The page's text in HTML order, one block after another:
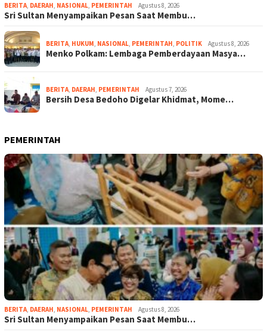
BERITA, DAERAH, NASIONAL, PEMERINTAH Agustus 8, 2026
Sri Sultan Menyampaikan Pesan Saat Membu…
BERITA, HUKUM, NASIONAL, PEMERINTAH, POLITIK Agustus 8, 2026
Menko Polkam: Lembaga Pemberdayaan Masya…
BERITA, DAERAH, PEMERINTAH Agustus 7, 2026
Bersih Desa Bedoho Digelar Khidmat, Mome…
PEMERINTAH
BERITA, DAERAH, NASIONAL, PEMERINTAH Agustus 8, 2026
Sri Sultan Menyampaikan Pesan Saat Membu…